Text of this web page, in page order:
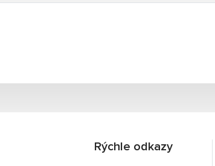
Rýchle odkazy